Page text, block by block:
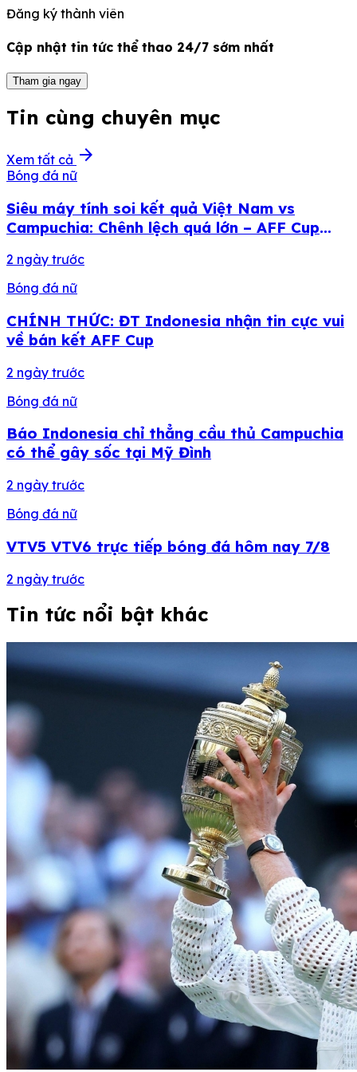
Đăng ký thành viên
Cập nhật tin tức thể thao 24/7 sớm nhất
Tham gia ngay
Tin cùng chuyên mục
Xem tất cả arrow_forward
Bóng đá nữ
Siêu máy tính soi kết quả Việt Nam vs
Campuchia: Chênh lệch quá lớn – AFF Cup
2 ngày trước
Bóng đá nữ
CHÍNH THỨC: ĐT Indonesia nhận tin cực vui
về bán kết AFF Cup
2 ngày trước
Bóng đá nữ
Báo Indonesia chỉ thẳng cầu thủ Campuchia
có thể gây sốc tại Mỹ Đình
2 ngày trước
Bóng đá nữ
VTV5 VTV6 trực tiếp bóng đá hôm nay 7/8
2 ngày trước
Tin tức nổi bật khác